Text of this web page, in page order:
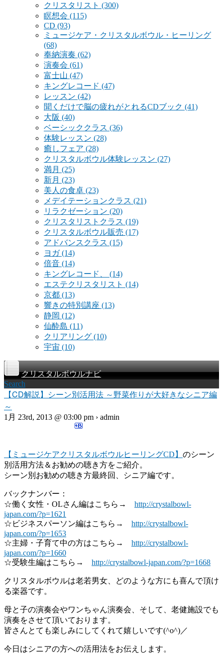
クリスタリスト (300)
瞑想会 (115)
CD (93)
ミュージケア・クリスタルボウル・ヒーリング
(68)
奉納演奏 (62)
演奏会 (61)
富士山 (47)
キングレコード (47)
レッスン (42)
聞くだけで脳の疲れがとれるCDブック (41)
大阪 (40)
ベーシッククラス (36)
体験レッスン (28)
癒しフェア (28)
クリスタルボウル体験レッスン (27)
満月 (25)
新月 (23)
美人の食卓 (23)
メデイテーションクラス (21)
リラクゼーション (20)
クリスタリストクラス (19)
クリスタルボウル販売 (17)
アドバンスクラス (15)
ヨガ(14)
倍音 (14)
キングレコード、 (14)
エステクリスタリスト (14)
京都 (13)
響きの特別講座 (13)
静岡 (12)
仙酔島 (11)
クリアリング (10)
宇宙 (10)
クリスタルボウルナビ
Search
【CD解説】シーン別活用法 ～野菜作りが大好きなシニア編
～
1月 23rd, 2013 @ 03:00 pm › admin
【ミュージケアクリスタルボウルヒーリングCD】 のシーン
別活用方法＆お勧めの聴き方をご紹介。
シーン別お勧めの聴き方最終回、シニア編です。
バックナンバー：
☆働く女性・OLさん編はこちら→ http://crystalbowl-
japan.com/?p=1621
☆ビジネスパーソン編はこちら→ http://crystalbowl-
japan.com/?p=1653
☆主婦・子育て中の方はこちら→ http://crystalbowl-
japan.com/?p=1660
☆受験生編はこちら→ http://crystalbowl-japan.com/?p=1668
クリスタルボウルは老若男女、どのような方にも喜んで頂け
る楽器です。
母と子の演奏会やワンちゃん演奏会、そして、老健施設でも
演奏をさせて頂いております。
皆さんとても楽しみにしてくれて嬉しいです(^o^)／
今日はシニアの方への活用法をお伝えします。